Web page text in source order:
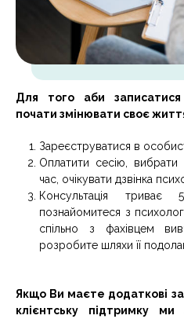
Для того аби
почати змінювати своє
Зареєструватися в
Оплатити сесію, вибрати
час, очікувати дзвінка
Консультація
познайомитеся з
спільно з фахівцем
розробите шляхи її
Якщо Ви маєте додаткові
клієнтську підтримку